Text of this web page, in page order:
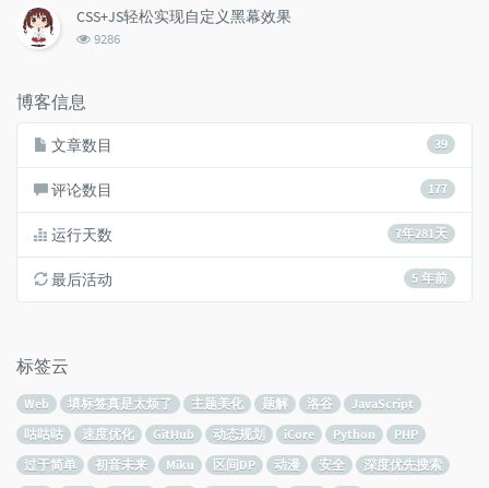
次
CSS+JS轻松实现自定义黑幕效果
浏
9286
博客信息
39
文章数目
177
评论数目
7年281天
运行天数
5 年前
最后活动
标签云
Web 填标签真是太烦了 主题美化 题解 洛谷
JavaScript
咕咕咕
速度优化 GitHub 动态规划 iCore Python
PHP
过于简单
初音未来 Miku 区间DP 动漫 安全
深度优先搜索